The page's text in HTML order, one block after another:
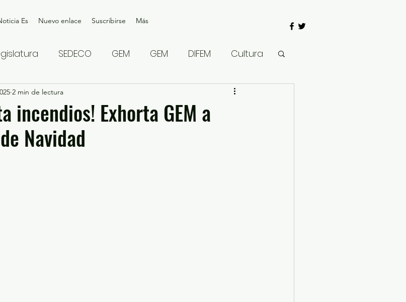
Es Nuevo enlace Suscribirse Más
SEDECO GEM GEM DIFEM Cultura
Edoméx 2023
Denuncia Ciudadana
incendios! Exhorta GEM a
Navidad
2 min de lectura